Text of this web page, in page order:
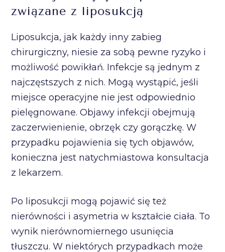
związane z liposukcją
Liposukcja, jak każdy inny zabieg
chirurgiczny, niesie za sobą pewne ryzyko i
możliwość powikłań. Infekcje są jednym z
najczęstszych z nich. Mogą wystąpić, jeśli
miejsce operacyjne nie jest odpowiednio
pielęgnowane. Objawy infekcji obejmują
zaczerwienienie, obrzęk czy gorączkę. W
przypadku pojawienia się tych objawów,
konieczna jest natychmiastowa konsultacja
z lekarzem.
Po liposukcji mogą pojawić się też
nierówności i asymetria w kształcie ciała. To
wynik nierównomiernego usunięcia
tłuszczu. W niektórych przypadkach może